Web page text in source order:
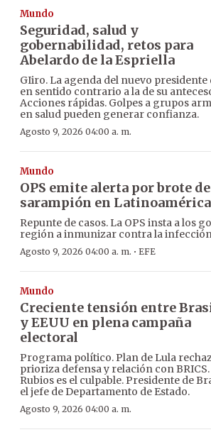
Mundo
Seguridad, salud y
gobernabilidad, retos para
Abelardo de la Espriella
GIiro. La agenda del nuevo presidente
en sentido contrario a la de su
Acciones rápidas. Golpes a grupos
en salud pueden generar confianza.
Agosto 9, 2026 04:00 a. m.
Mundo
OPS emite alerta por brote de
sarampión en Latinoamérica
Repunte de casos. La OPS insta a los
región a inmunizar contra la
Agosto 9, 2026 04:00 a. m. · EFE
Mundo
Creciente tensión entre
y EEUU en plena campaña
electoral
Programa político. Plan de Lula
prioriza defensa y relación con BRICS.
Rubios es el culpable. Presidente de
el jefe de Departamento de Estado.
Agosto 9, 2026 04:00 a. m.